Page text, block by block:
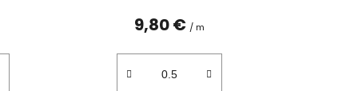
9,80 € / m